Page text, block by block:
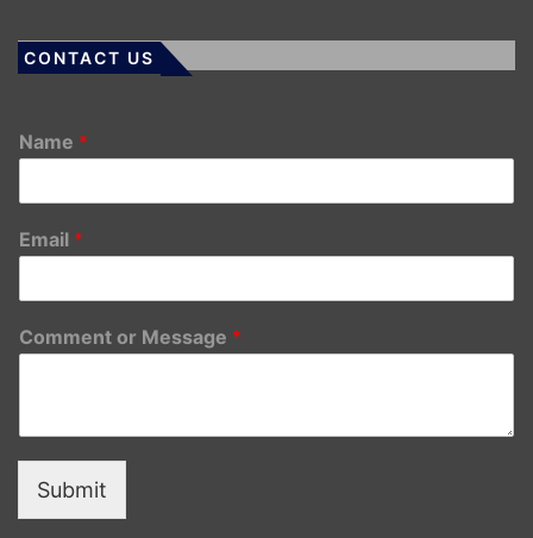
CONTACT US
Name *
Email *
Comment or Message *
Submit